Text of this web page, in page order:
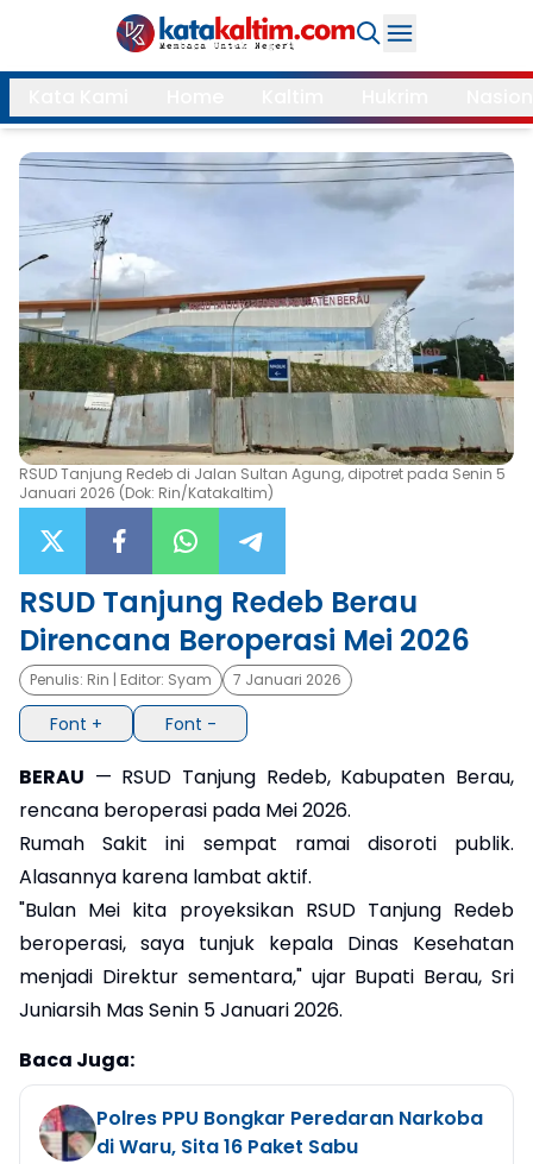
Daerah
Kukar
Samarinda
Bontang
Balikpapan
PPU
Mahulu
Paser
Berau
More
Internasional
Feature
Gaya
Hidup
×
Search
RSUD Tanjung Redeb di Jalan Sultan Agung, dipotret pada Senin 5
Januari 2026 (Dok: Rin/Katakaltim)
RSUD Tanjung Redeb Berau
Direncana Beroperasi Mei 2026
Penulis: Rin | Editor: Syam 7 Januari 2026
Font + Font -
BERAU — RSUD Tanjung Redeb, Kabupaten Berau,
rencana beroperasi pada Mei 2026.
Rumah Sakit ini sempat ramai disoroti publik.
Alasannya karena lambat aktif.
"Bulan Mei kita proyeksikan RSUD Tanjung Redeb
beroperasi, saya tunjuk kepala Dinas Kesehatan
menjadi Direktur sementara," ujar Bupati Berau, Sri
Juniarsih Mas Senin 5 Januari 2026.
Baca Juga:
Polres PPU Bongkar Peredaran Narkoba
di Waru, Sita 16 Paket Sabu